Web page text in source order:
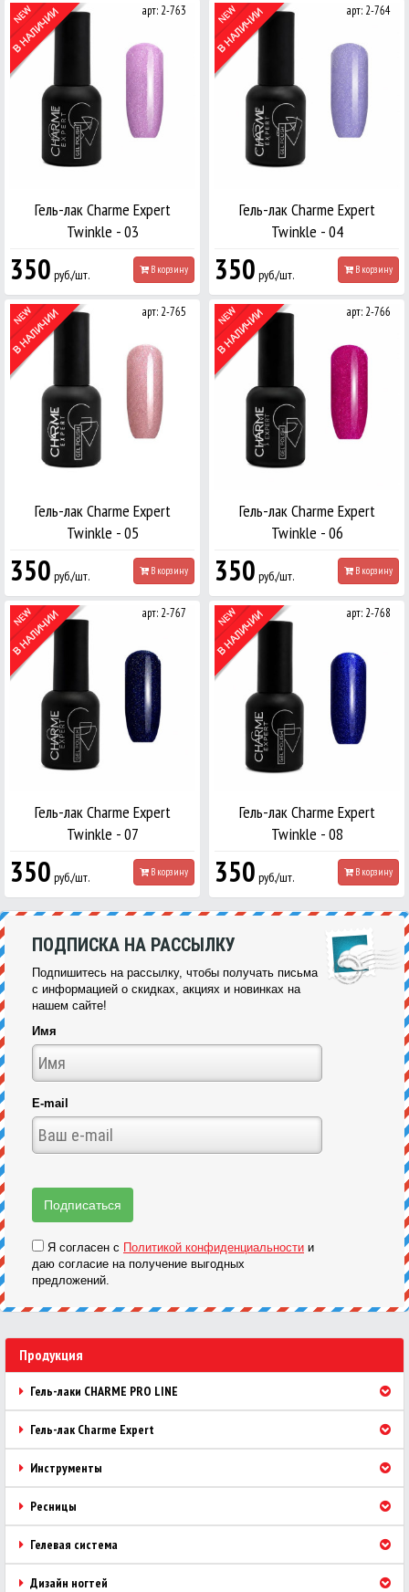
арт: 2-763
Гель-лак Charme Expert
Twinkle - 03
350 руб./шт. В корзину
арт: 2-764
Гель-лак Charme Expert
Twinkle - 04
350 руб./шт. В корзину
арт: 2-765
Гель-лак Charme Expert
Twinkle - 05
350 руб./шт. В корзину
арт: 2-766
Гель-лак Charme Expert
Twinkle - 06
350 руб./шт. В корзину
арт: 2-767
Гель-лак Charme Expert
Twinkle - 07
350 руб./шт. В корзину
арт: 2-768
Гель-лак Charme Expert
Twinkle - 08
350 руб./шт. В корзину
ПОДПИСКА НА РАССЫЛКУ
Подпишитесь на рассылку, чтобы получать письма
с информацией о скидках, акциях и новинках на
нашем сайте!
Имя
E-mail
Я согласен с Политикой конфиденциальности и
даю согласие на получение выгодных
предложений.
Продукция
Гель-лаки CHARME PRO LINE
Гель-лак Charme Expert
Инструменты
Ресницы
Гелевая система
Дизайн ногтей